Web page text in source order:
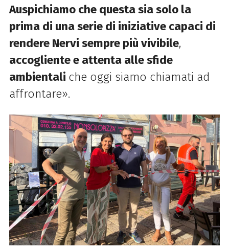
Auspichiamo che questa sia solo la
prima di una serie di iniziative capaci di
rendere Nervi sempre più vivibile,
accogliente e attenta alle sfide
ambientali che oggi siamo chiamati ad
affrontare».